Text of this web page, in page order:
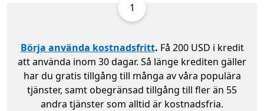
1
Börja använda kostnadsfritt. Få 200 USD i kredit
att använda inom 30 dagar. Så länge krediten gäller
har du gratis tillgång till många av våra populära
tjänster, samt obegränsad tillgång till fler än 55
andra tjänster som alltid är kostnadsfria.